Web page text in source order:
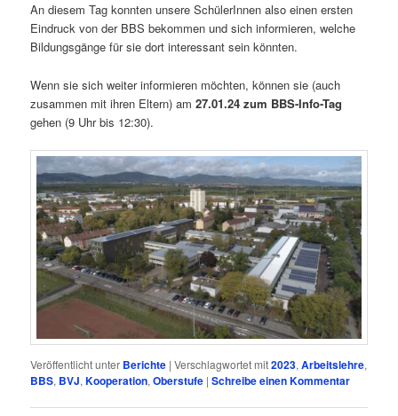
An diesem Tag konnten unsere SchülerInnen also einen ersten
Eindruck von der BBS bekommen und sich informieren, welche
Bildungsgänge für sie dort interessant sein könnten.
Wenn sie sich weiter informieren möchten, können sie (auch
zusammen mit ihren Eltern) am27.01.24 zum BBS-Info-Tag
gehen (9 Uhr bis 12:30).
Veröffentlicht unter Berichte |Verschlagwortet mit2023,Arbeitslehre,
BBS, BVJ,Kooperation,Oberstufe |Schreibe einen Kommentar